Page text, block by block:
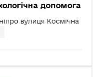
допомога
вулиця Космічна